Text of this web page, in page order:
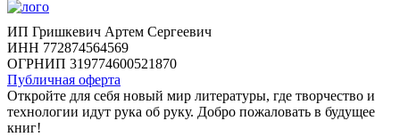
ИП Гришкевич Артем Сергеевич
ИНН 772874564569
ОГРНИП 319774600521870
Публичная оферта
Откройте для себя новый мир литературы, где творчество и
технологии идут рука об руку. Добро пожаловать в будущее
книг!